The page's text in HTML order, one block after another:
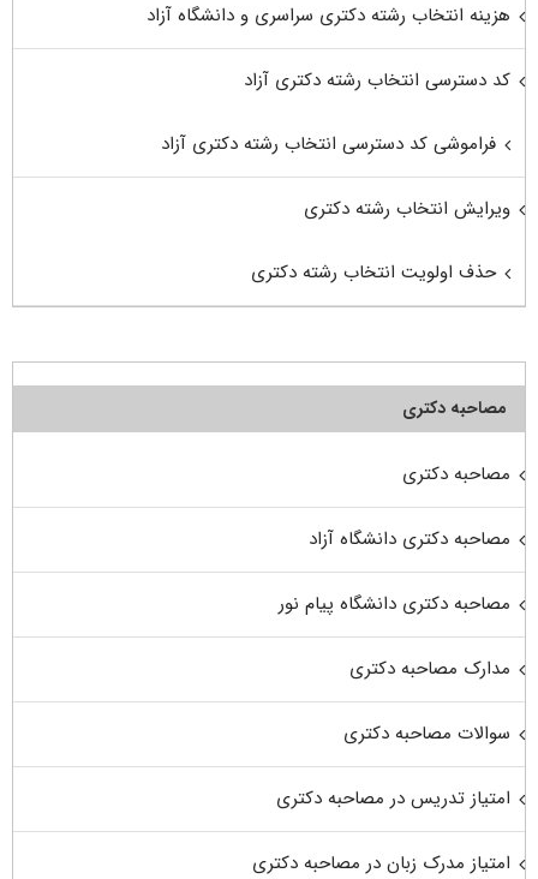
هزینه انتخاب رشته دکتری سراسری و دانشگاه آزاد
کد دسترسی انتخاب رشته دکتری آزاد
فراموشی کد دسترسی انتخاب رشته دکتری آزاد
ویرایش انتخاب رشته دکتری
حذف اولویت انتخاب رشته دکتری
مصاحبه دکتری
مصاحبه دکتری
مصاحبه دکتری دانشگاه آزاد
مصاحبه دکتری دانشگاه پیام نور
مدارک مصاحبه دکتری
سوالات مصاحبه دکتری
امتیاز تدریس در مصاحبه دکتری
امتیاز مدرک زبان در مصاحبه دکتری